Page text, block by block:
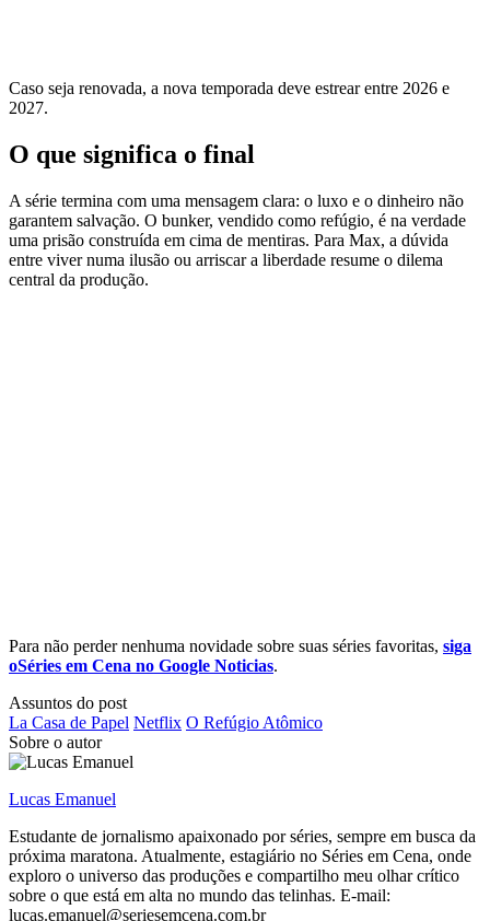
Caso seja renovada, a nova temporada deve estrear entre 2026 e
2027.
O que significa o final
A série termina com uma mensagem clara: o luxo e o dinheiro não
garantem salvação. O bunker, vendido como refúgio, é na verdade
uma prisão construída em cima de mentiras. Para Max, a dúvida
entre viver numa ilusão ou arriscar a liberdade resume o dilema
central da produção.
Para não perder nenhuma novidade sobre suas séries favoritas, siga
oSéries em Cena no Google Noticias.
Assuntos do post
La Casa de Papel Netflix O Refúgio Atômico
Sobre o autor
Lucas Emanuel
Estudante de jornalismo apaixonado por séries, sempre em busca da
próxima maratona. Atualmente, estagiário no Séries em Cena, onde
exploro o universo das produções e compartilho meu olhar crítico
sobre o que está em alta no mundo das telinhas. E-mail:
lucas.emanuel@seriesemcena.com.br